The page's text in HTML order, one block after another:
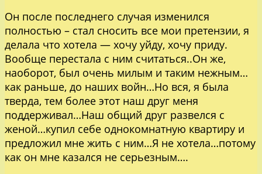
Он после последнего случая изменился
полностью – стал сносить все мои претензии, я
делала что хотела — хочу уйду, хочу приду.
Вообще перестала с ним считаться..Он же,
наоборот, был очень милым и таким нежным…
как раньше, до наших войн…Но вся, я была
тверда, тем более этот наш друг меня
поддерживал…Наш общий друг развелся с
женой…купил себе однокомнатную квартиру и
предложил мне жить с ним…Я не хотела…потому
как он мне казался не серьезным….